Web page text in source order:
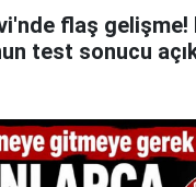
flaş gelişme!
test sonucu